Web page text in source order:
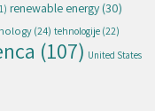
renewable energy (30)
(24) tehnologije (22)
(107) United States